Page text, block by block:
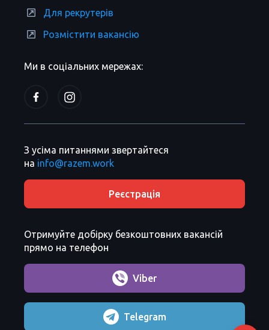
Ми в соціальних мережах:
Для рекрутерів
Розмістити вакансію
З усіма питаннями звертайтеся
на info@razem.work
Реєстрація
Отримуйте добірку безкоштовних вакансій
прямо на телефон
Viber
Telegram